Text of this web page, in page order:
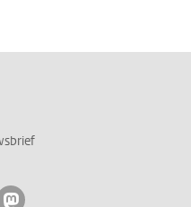
youtube
op linkedin
ons op instagram
Volg ons op mastodon